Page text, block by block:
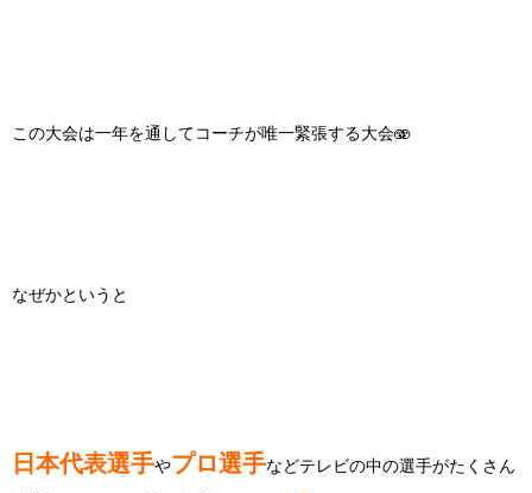
この大会は一年を通してコーチが唯一緊張する大会🫨
なぜかというと
日本代表選手やプロ選手などテレビの中の選手がたくさん